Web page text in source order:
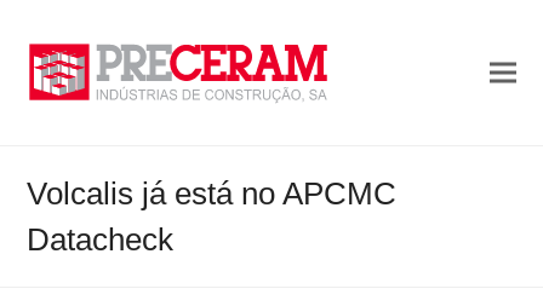
Volcalis já está no APCMC
Datacheck